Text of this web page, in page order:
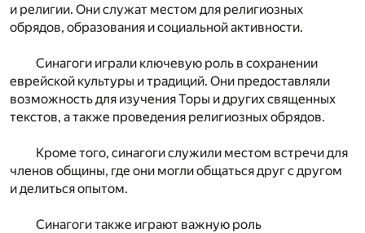
и религии. Они служат местом для религиозных
обрядов, образования и социальной активности.
Синагоги играли ключевую роль в сохранении
еврейской культуры и традиций. Они предоставляли
возможность для изучения Торы и других священных
текстов, а также проведения религиозных обрядов.
Кроме того, синагоги служили местом встречи для
членов общины, где они могли общаться друг с другом
и делиться опытом.
Синагоги также играют важную роль